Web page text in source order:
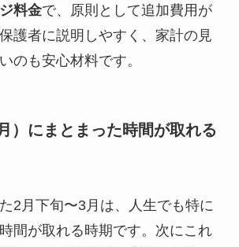
料金で、原則として追加費用が
護者に説明しやすく、家計の見
のも安心材料です。
）にまとまった時間が取れる
2月下旬〜3月は、人生でも特に
間が取れる時期です。次にこれ